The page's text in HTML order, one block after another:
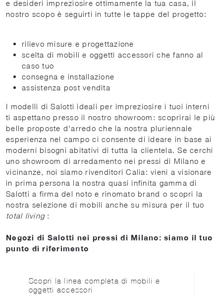
e desideri impreziosire ottimamente la tua casa, il
nostro scopo è seguirti in tutte le tappe del progetto:
rilievo misure e progettazione
scelta di mobili e oggetti accessori che fanno al
caso tuo
consegna e installazione
assistenza post vendita
I modelli di Salotti ideali per impreziosire i tuoi interni
ti aspettano presso il nostro showroom: scoprirai le più
belle proposte d'arredo che la nostra pluriennale
esperienza nel campo ci consente di ideare in base ai
moderni bisogni abitativi di tutta la clientela. Se cerchi
uno showroom di arredamento nei pressi di Milano e
vicinanze, noi siamo rivenditori Calia: vieni a visionare
in prima persona la nostra quasi infinita gamma di
Salotti a firma del noto e rinomato brand o scopri la
nostra selezione di mobili anche su misura per il tuo
total living :
Negozi di Salotti nei pressi di Milano: siamo il tuo
punto di riferimento
Scopri la linea completa di mobili e
oggetti accessori